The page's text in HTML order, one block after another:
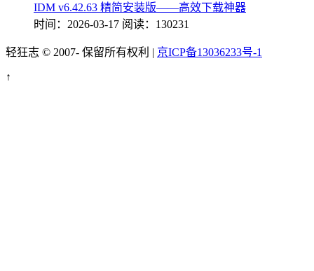
IDM v6.42.63 精简安装版——高效下载神器
时间：2026-03-17 阅读：130231
轻狂志 © 2007- 保留所有权利 | 京ICP备13036233号-1
↑